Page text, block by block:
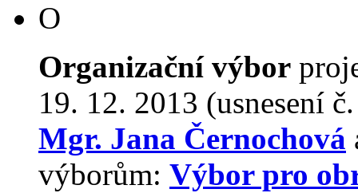
O
Organizační výbor
19. 12. 2013 (usnesení
Mgr. Jana Černochová
výborům: Výbor pro